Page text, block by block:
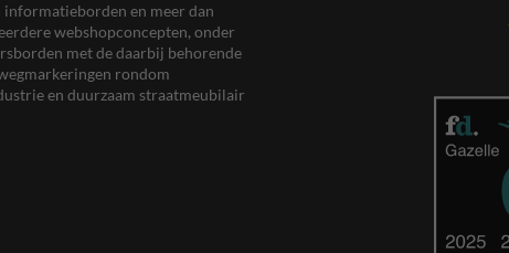
informatieborden en meer dan
webshopconcepten, onder
met de daarbij behorende
rondom
en duurzaam straatmeubilair